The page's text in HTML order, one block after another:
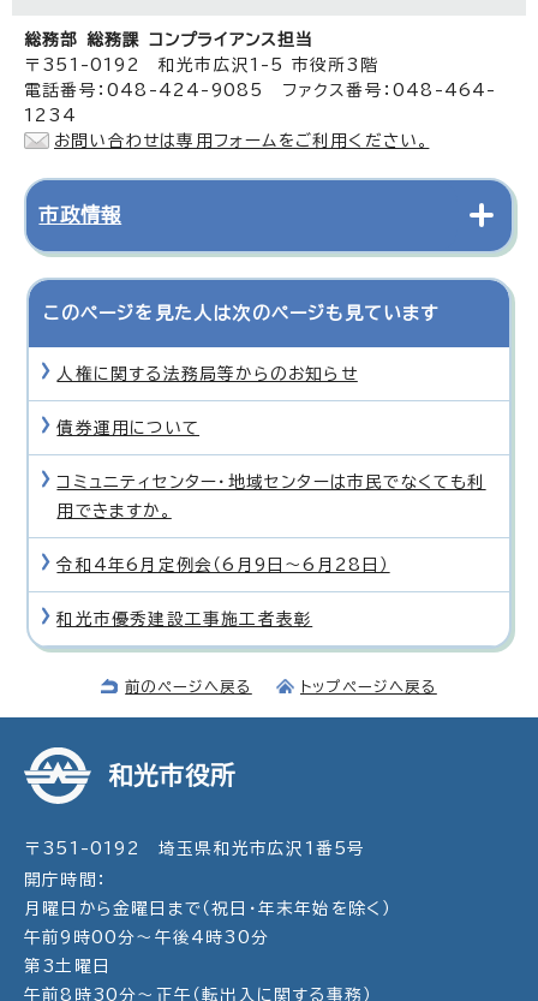
総務部 総務課 コンプライアンス担当
〒351-0192 和光市広沢1-5 市役所3階
電話番号：048-424-9085 ファクス番号：048-464-
1234
お問い合わせは専用フォームをご利用ください。
市政情報
このページを見た人は次のページも見ています
人権に関する法務局等からのお知らせ
債券運用について
コミュニティセンター・地域センターは市民でなくても利
用できますか。
令和4年6月定例会（6月9日〜6月28日）
和光市優秀建設工事施工者表彰
前のページへ戻る トップページへ戻る
和光市役所
〒351-0192 埼玉県和光市広沢1番5号
開庁時間：
月曜日から金曜日まで（祝日・年末年始を除く）
午前9時00分～午後4時30分
第3土曜日
午前8時30分～正午（転出入に関する事務）